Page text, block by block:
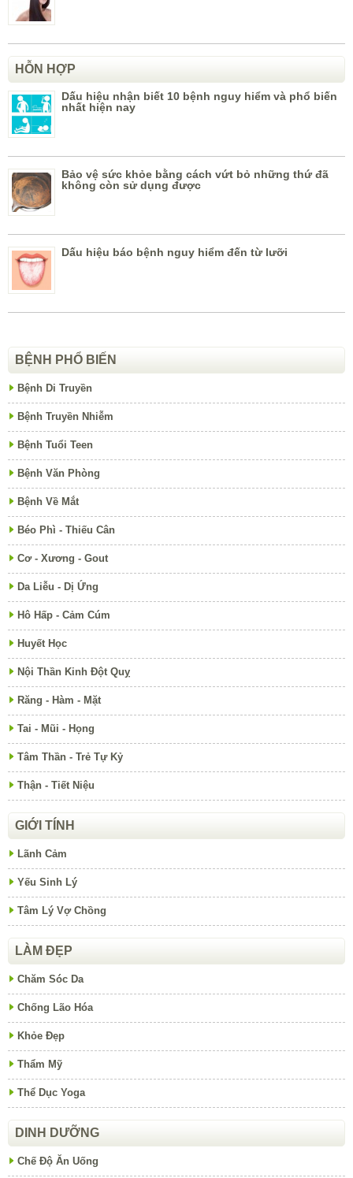
HỖN HỢP
Dấu hiệu nhận biết 10 bệnh nguy hiểm và phổ biến
nhất hiện nay
Bảo vệ sức khỏe bằng cách vứt bỏ những thứ đã
không còn sử dụng được
Dấu hiệu báo bệnh nguy hiểm đến từ lưỡi
BỆNH PHỔ BIẾN
Bệnh Di Truyền
Bệnh Truyền Nhiễm
Bệnh Tuổi Teen
Bệnh Văn Phòng
Bệnh Về Mắt
Béo Phì - Thiếu Cân
Cơ - Xương - Gout
Da Liễu - Dị Ứng
Hô Hấp - Cảm Cúm
Huyết Học
Nội Thần Kinh Đột Quỵ
Răng - Hàm - Mặt
Tai - Mũi - Họng
Tâm Thần - Trẻ Tự Kỷ
Thận - Tiết Niệu
GIỚI TÍNH
Lãnh Cảm
Yếu Sinh Lý
Tâm Lý Vợ Chồng
LÀM ĐẸP
Chăm Sóc Da
Chống Lão Hóa
Khỏe Đẹp
Thẩm Mỹ
Thể Dục Yoga
DINH DƯỠNG
Chế Độ Ăn Uống